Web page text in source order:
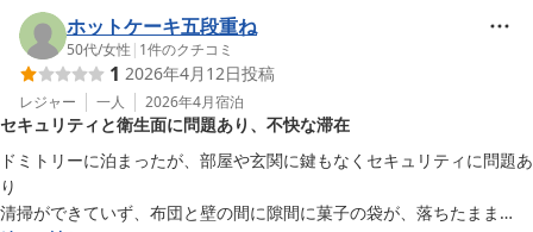
ホットケーキ五段重ね
50代/女性 | 1件のクチコミ
1 2026年4月12日投稿
レジャー 一人 2026年4月宿泊
セキュリティと衛生面に問題あり、不快な滞在
ドミトリーに泊まったが、部屋や玄関に鍵もなくセキュリティに問題あ
り
清掃ができていず、布団と壁の間に隙間に菓子の袋が、落ちたまま